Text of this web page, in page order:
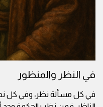
في النظر والمنظور
في كل مسألة نظر، وفي كل